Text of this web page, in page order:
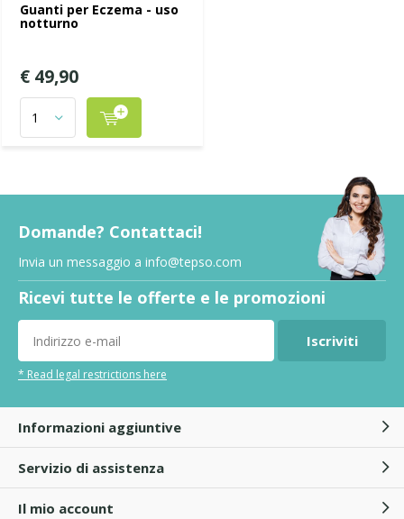
Guanti per Eczema - uso
notturno
€ 49,90
Domande? Contattaci!
Invia un messaggio a info@tepso.com
Ricevi tutte le offerte e le promozioni
Iscriviti
* Read legal restrictions here
Informazioni aggiuntive
Servizio di assistenza
Il mio account